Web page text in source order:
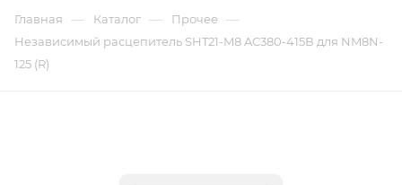
Главная — Каталог — Прочее —
Независимый расцепитель SHT21-M8 AC380-415В для NM8N-
125 (R)